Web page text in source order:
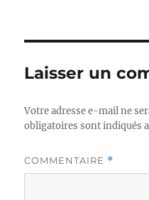
Laisser un
Votre adresse e-mail ne
obligatoires sont indiqués
COMMENTAIRE *